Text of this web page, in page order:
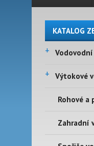
KATALOG
+
+ Výtokové
Rohové a
Zahradní